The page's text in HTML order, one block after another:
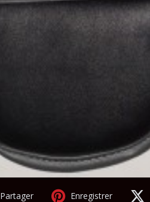
Partager Enregistrer